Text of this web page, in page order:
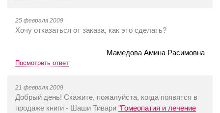
25 февраля 2009
Хочу отказаться от заказа, как это сделать?
Мамедова Амина Расимовна
Посмотреть ответ
21 февраля 2009
Добрый день! Скажите, пожалуйста, когда появятся в
продаже книги - Шаши Тивари "Гомеопатия и лечение